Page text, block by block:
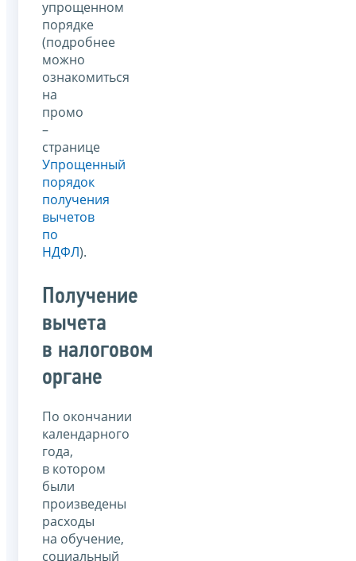
упрощенном
порядке
(подробнее
можно
ознакомиться
на
промо
–
странице
Упрощенный
порядок
получения
вычетов
по
НДФЛ).
Получение
вычета
в налоговом
органе
По окончании
календарного
года,
в котором
были
произведены
расходы
на обучение,
социальный